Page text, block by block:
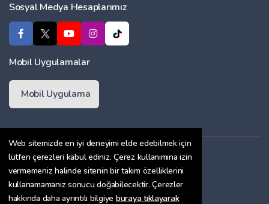
Web sitemizde en iyi deneyimi elde edebilmek için
lütfen çerezleri kabul ediniz. Çerez kullanımına izin
vermemeniz halinde sitenin bir takım özelliklerini
kullanamamanız sonucu doğabilecektir. Çerezler
hakkında daha ayrıntılı bilgiye buraya tıklayarak
Sosyal Medya Hesaplarımız
Mobil Uygulamalar
Mobil Uygulama
Üyelik Sözleşmesi
Çerez Politikası
Gizlilik Sözleşmesi